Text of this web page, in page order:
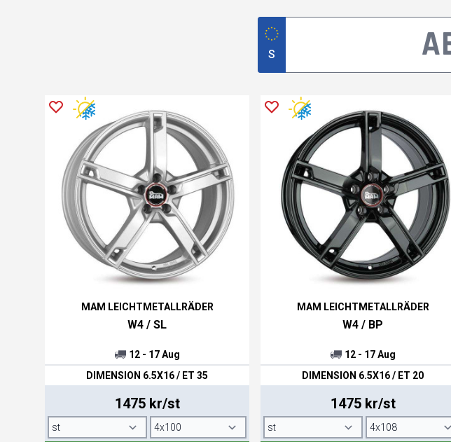
S
MAM LEICHTMETALLRÄDER
W4 / SL
12 - 17 Aug
DIMENSION 6.5X16 / ET 35
1475 kr/st
MAM LEICHTMETALLRÄDER
W4 / BP
12 - 17 Aug
DIMENSION 6.5X16 / ET 20
1475 kr/st